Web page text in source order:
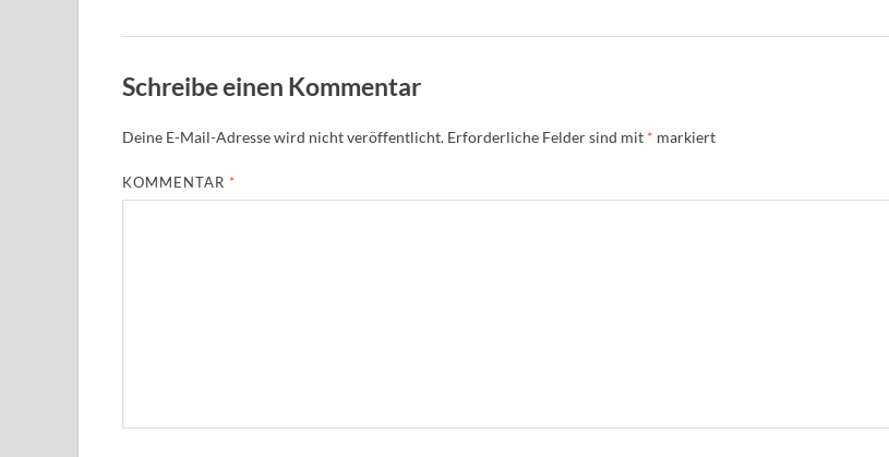
Schreibe einen Kommentar
Deine E-Mail-Adresse wird nicht veröffentlicht. Erforderliche Felder sind mit * markiert
KOMMENTAR *